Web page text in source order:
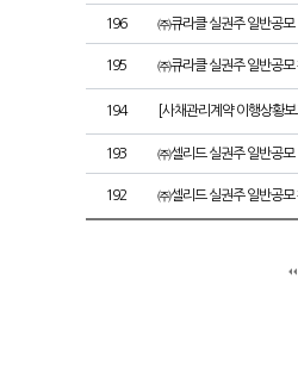
196 ㈜큐라클 실권주 일반공모
195 ㈜큐라클 실권주 일반공모
194 [사채관리계약 이행상황
193 ㈜셀리드 실권주 일반공모
192 ㈜셀리드 실권주 일반공모